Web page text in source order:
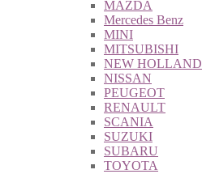
MAZDA
Mercedes Benz
MINI
MITSUBISHI
NEW HOLLAND
NISSAN
PEUGEOT
RENAULT
SCANIA
SUZUKI
SUBARU
TOYOTA